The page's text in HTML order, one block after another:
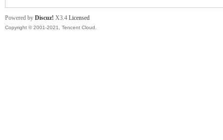
Powered by Discuz! X3.4 Licensed
Copyright © 2001-2021, Tencent Cloud.